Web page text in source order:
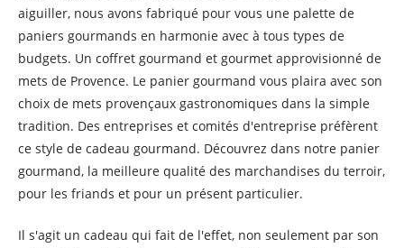
aiguiller, nous avons fabriqué pour vous une palette de
paniers gourmands en harmonie avec à tous types de
budgets. Un coffret gourmand et gourmet approvisionné de
mets de Provence. Le panier gourmand vous plaira avec son
choix de mets provençaux gastronomiques dans la simple
tradition. Des entreprises et comités d'entreprise préfèrent
ce style de cadeau gourmand. Découvrez dans notre panier
gourmand, la meilleure qualité des marchandises du terroir,
pour les friands et pour un présent particulier.
Il s'agit un cadeau qui fait de l'effet, non seulement par son